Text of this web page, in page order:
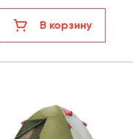
В корзину